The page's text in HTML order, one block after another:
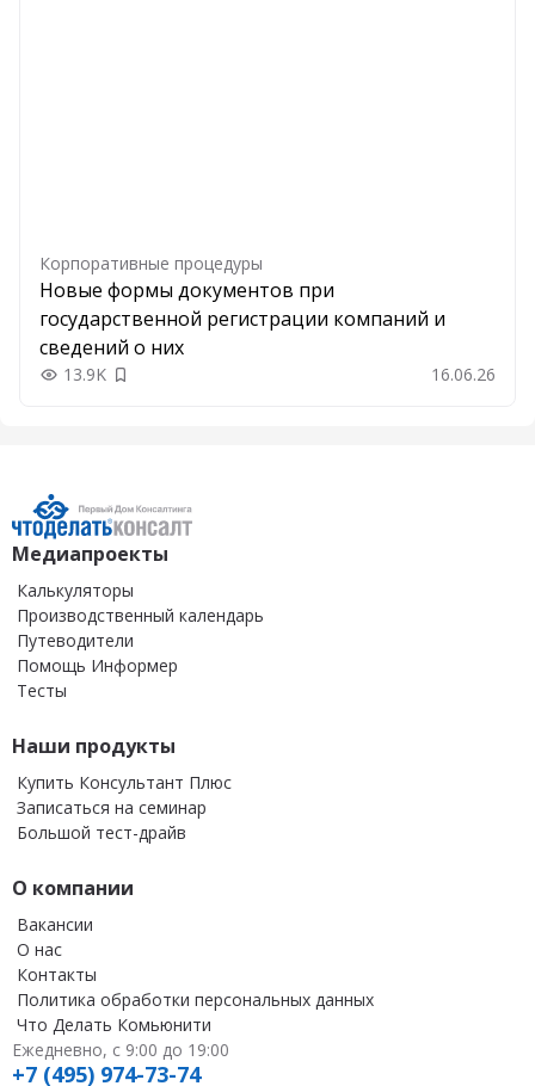
Корпоративные процедуры
Новые формы документов при
государственной регистрации компаний и
сведений о них
13.9K Добавить в закладки 16.06.26
Медиапроекты
Калькуляторы
Производственный календарь
Путеводители
Помощь Информер
Тесты
Наши продукты
Купить Консультант Плюс
Записаться на семинар
Большой тест-драйв
О компании
Вакансии
О нас
Контакты
Политика обработки персональных данных
Что Делать Комьюнити
Ежедневно, с 9:00 до 19:00
+7 (495) 974-73-74